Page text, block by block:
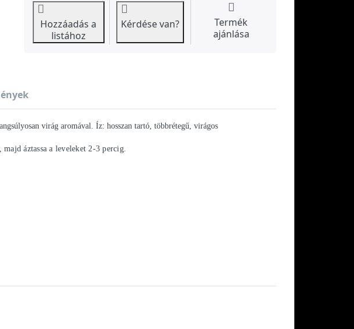
Hozzáadás a
listához
Kérdése van?
Termék
ajánlása
virág aromával. Íz: hosszan tartó, többrétegű, virágos
áztassa a leveleket 2-3 percig.